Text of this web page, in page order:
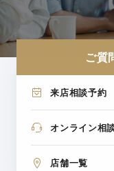
ご質
来店相談予約
オンライン相
店舗一覧